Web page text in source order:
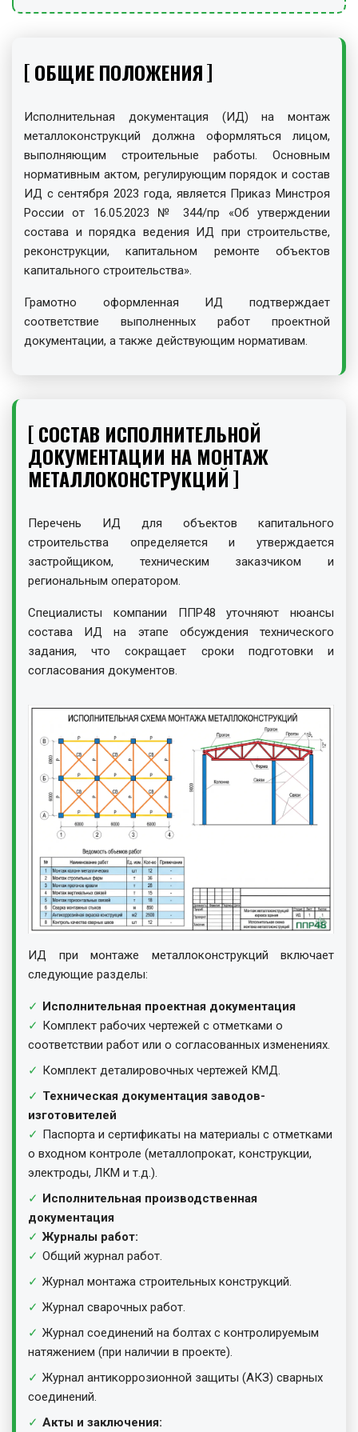
ОБЩИЕ ПОЛОЖЕНИЯ
Исполнительная документация (ИД) на монтаж
металлоконструкций должна оформляться лицом,
выполняющим строительные работы. Основным
нормативным актом, регулирующим порядок и состав
ИД с сентября 2023 года, является Приказ Минстроя
России от 16.05.2023 № 344/пр «Об утверждении
состава и порядка ведения ИД при строительстве,
реконструкции, капитальном ремонте объектов
капитального строительства».
Грамотно оформленная ИД подтверждает
соответствие выполненных работ проектной
документации, а также действующим нормативам.
СОСТАВ ИСПОЛНИТЕЛЬНОЙ
ДОКУМЕНТАЦИИ НА МОНТАЖ
МЕТАЛЛОКОНСТРУКЦИЙ
Перечень ИД для объектов капитального
строительства определяется и утверждается
застройщиком, техническим заказчиком и
региональным оператором.
Специалисты компании ППР48 уточняют нюансы
состава ИД на этапе обсуждения технического
задания, что сокращает сроки подготовки и
согласования документов.
ИД при монтаже металлоконструкций включает
следующие разделы:
Исполнительная проектная документация
Комплект рабочих чертежей с отметками о
соответствии работ или о согласованных изменениях.
Комплект деталировочных чертежей КМД.
Техническая документация заводов-
изготовителей
Паспорта и сертификаты на материалы с отметками
о входном контроле (металлопрокат, конструкции,
электроды, ЛКМ и т.д.).
Исполнительная производственная
документация
Журналы работ:
Общий журнал работ.
Журнал монтажа строительных конструкций.
Журнал сварочных работ.
Журнал соединений на болтах с контролируемым
натяжением (при наличии в проекте).
Журнал антикоррозионной защиты (АКЗ) сварных
соединений.
Акты и заключения: